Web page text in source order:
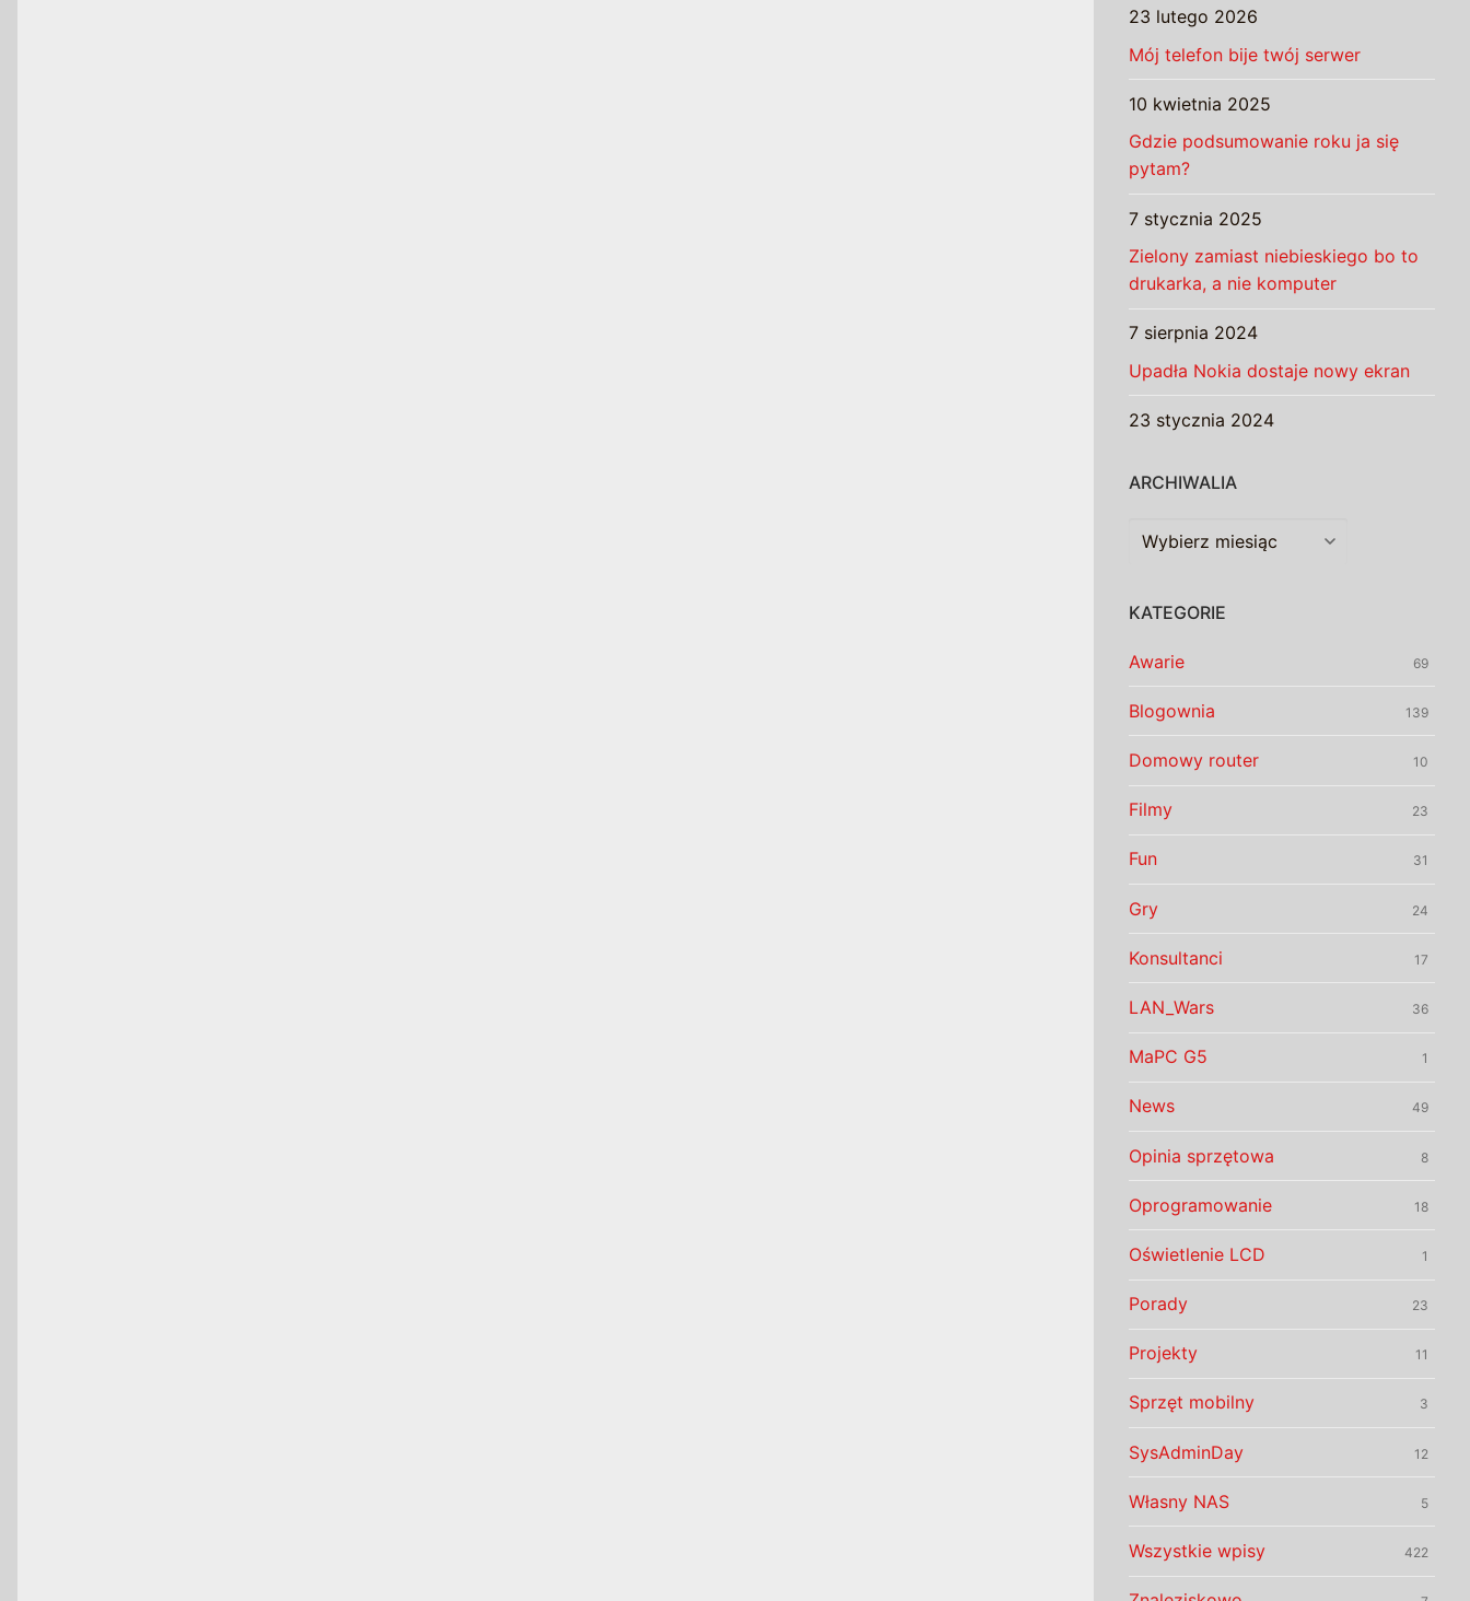
23 lutego 2026
Mój telefon bije twój serwer
10 kwietnia 2025
Gdzie podsumowanie roku ja się
pytam?
7 stycznia 2025
Zielony zamiast niebieskiego bo to
drukarka, a nie komputer
7 sierpnia 2024
Upadła Nokia dostaje nowy ekran
23 stycznia 2024
ARCHIWALIA
Archiwalia
KATEGORIE
Awarie 69
Blogownia 139
Domowy router 10
Filmy 23
Fun 31
Gry 24
Konsultanci 17
LAN_Wars 36
MaPC G5 1
News 49
Opinia sprzętowa 8
Oprogramowanie 18
Oświetlenie LCD 1
Porady 23
Projekty 11
Sprzęt mobilny 3
SysAdminDay 12
Własny NAS 5
Wszystkie wpisy 422